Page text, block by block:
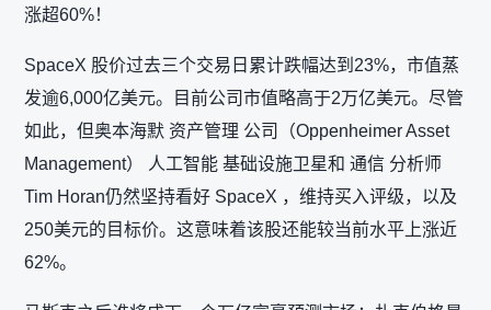
涨超60%！
SpaceX 股价过去三个交易日累计跌幅达到23%，市值蒸
发逾6,000亿美元。目前公司市值略高于2万亿美元。尽管
如此，但奥本海默 资产管理 公司（Oppenheimer Asset
Management） 人工智能 基础设施卫星和 通信 分析师
Tim Horan仍然坚持看好 SpaceX ，维持买入评级，以及
250美元的目标价。这意味着该股还能较当前水平上涨近
62%。